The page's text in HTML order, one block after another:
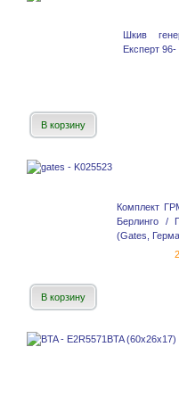
Шкив
Експерт
В корзину
Комплект
Берлинго /
(Gates,
В корзину